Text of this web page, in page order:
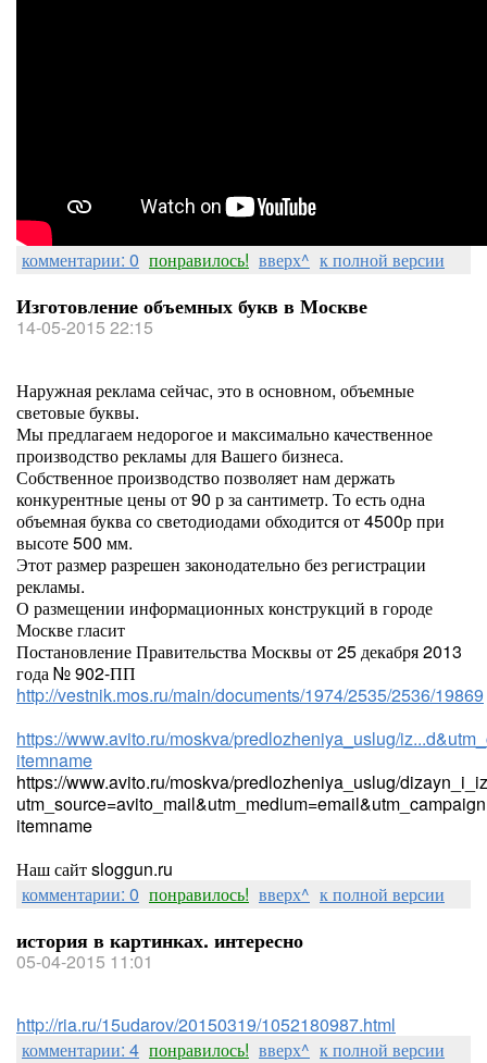
комментарии: 0 понравилось! вверх^ к полной версии
Изготовление объемных букв в Москве
14-05-2015 22:15
Наружная реклама сейчас, это в основном, объемные
световые буквы.
Мы предлагаем недорогое и максимально качественное
производство рекламы для Вашего бизнеса.
Собственное производство позволяет нам держать
конкурентные цены от 90 р за сантиметр. То есть одна
объемная буква со светодиодами обходится от 4500р при
высоте 500 мм.
Этот размер разрешен законодательно без регистрации
рекламы.
О размещении информационных конструкций в городе
Москве гласит
Постановление Правительства Москвы от 25 декабря 2013
года № 902-ПП
http://vestnik.mos.ru/main/documents/1974/2535/2536/19869
https://www.avito.ru/moskva/predlozheniya_uslug/
itemname
https://www.avito.ru/moskva/predlozheniya_uslug/
itemname
Наш сайт sloggun.ru
комментарии: 0 понравилось! вверх^ к полной версии
история в картинках. интересно
05-04-2015 11:01
http://ria.ru/15udarov/20150319/1052180987.html
комментарии: 4 понравилось! вверх^ к полной версии